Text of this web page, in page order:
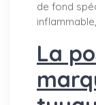
de fond
La